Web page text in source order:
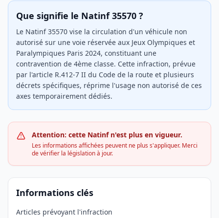
Que signifie le Natinf 35570 ?
Le Natinf 35570 vise la circulation d'un véhicule non
autorisé sur une voie réservée aux Jeux Olympiques et
Paralympiques Paris 2024, constituant une
contravention de 4ème classe. Cette infraction, prévue
par l'article R.412-7 II du Code de la route et plusieurs
décrets spécifiques, réprime l'usage non autorisé de ces
axes temporairement dédiés.
Attention: cette Natinf n'est plus en vigueur.
Les informations affichées peuvent ne plus s'appliquer. Merci
de vérifier la législation à jour.
Informations clés
Articles prévoyant l'infraction